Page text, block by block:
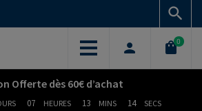
0
Offerte dès 60€ d’achat
07 HEURES 13 MINS 13 SECS